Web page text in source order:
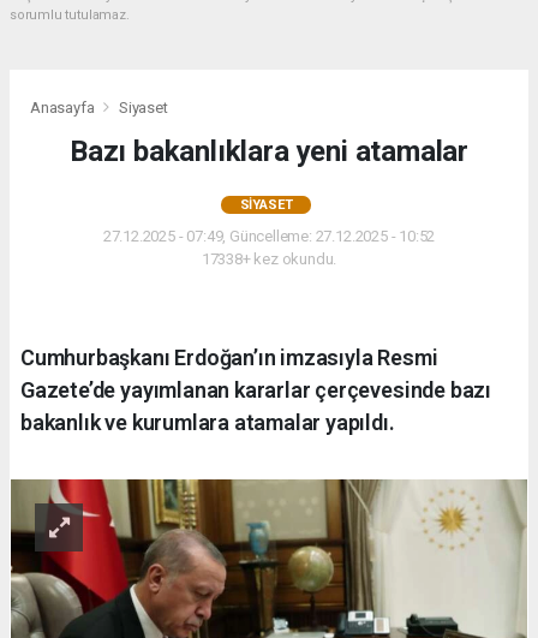
sorumlu tutulamaz.
Anasayfa Siyaset
Bazı bakanlıklara yeni atamalar
SIYASET
27.12.2025 - 07:49, Güncelleme: 27.12.2025 - 10:52
17338+ kez okundu.
Cumhurbaşkanı Erdoğan’ın imzasıyla Resmi
Gazete’de yayımlanan kararlar çerçevesinde bazı
bakanlık ve kurumlara atamalar yapıldı.